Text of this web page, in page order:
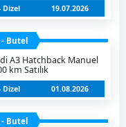
Dizel 19.07.2026
Butel
A3 Hatchback Manuel
km Satılık
Dizel 01.08.2026
Butel